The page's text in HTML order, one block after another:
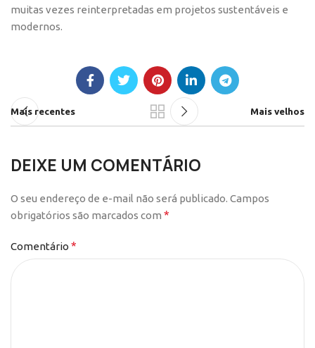
muitas vezes reinterpretadas em projetos sustentáveis e
modernos.
Mais recentes Mais velhos
DEIXE UM COMENTÁRIO
O seu endereço de e-mail não será publicado. Campos
obrigatórios são marcados com *
Comentário *